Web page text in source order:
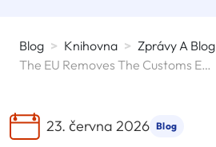
Blog > Knihovna > Zprávy A Blog
The EU Removes The Customs Exemption For Parcels Under 150 Euros And Reshapes Cross-Border E-Commerce
23. června 2026 Blog